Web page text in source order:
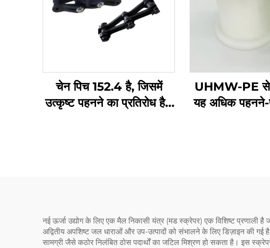
चेन पिच 152.4 है, जिसमें
उत्कृष्ट पहनने का प्रतिरोध है।
UHMW-PE से
यह अधिक पहनने-
नई ऊर्जा उद्योग के लिए एक मैल निकासी यंत्र (मड स्क्रेपर) एक विशिष्ट प्रणाली
अद्वितीय अपशिष्ट जल धाराओं और उप-उत्पादों को संभालने के लिए डिज़ाइन की
सामग्री जैसे कठोर निलंबित ठोस पदार्थों का जटिल मिश्रण हो सकता है। इस स्क्रेपर